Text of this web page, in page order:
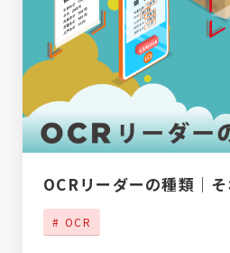
OCRリーダーの種類｜
OCR